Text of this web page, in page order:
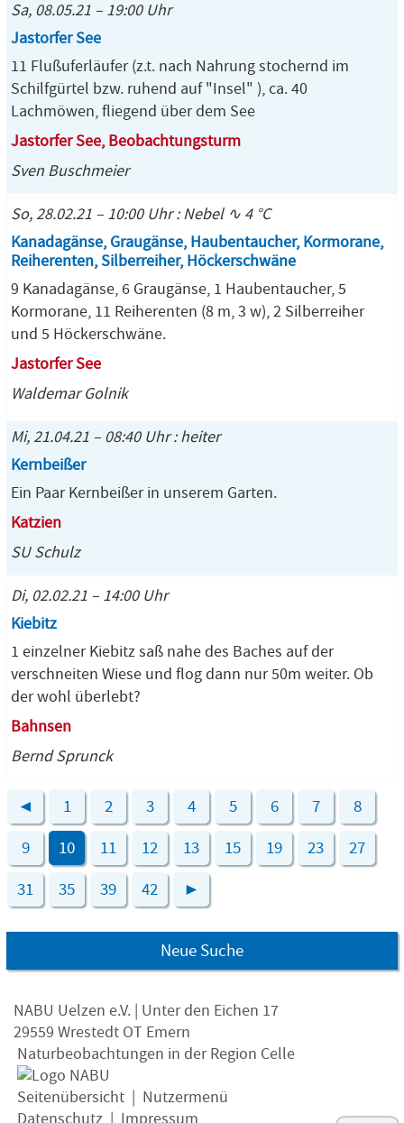
Sa, 08.05.21 – 19:00 Uhr
Jastorfer See
11 Flußuferläufer (z.t. nach Nahrung stochernd im
Schilfgürtel bzw. ruhend auf "Insel" ), ca. 40
Lachmöwen, fliegend über dem See
Jastorfer See, Beobachtungsturm
Sven Buschmeier
So, 28.02.21 – 10:00 Uhr : Nebel ∿ 4 °C
Kanadagänse, Graugänse, Haubentaucher, Kormorane,
Reiherenten, Silberreiher, Höckerschwäne
9 Kanadagänse, 6 Graugänse, 1 Haubentaucher, 5
Kormorane, 11 Reiherenten (8 m, 3 w), 2 Silberreiher
und 5 Höckerschwäne.
Jastorfer See
Waldemar Golnik
Mi, 21.04.21 – 08:40 Uhr : heiter
Kernbeißer
Ein Paar Kernbeißer in unserem Garten.
Katzien
SU Schulz
Di, 02.02.21 – 14:00 Uhr
Kiebitz
1 einzelner Kiebitz saß nahe des Baches auf der
verschneiten Wiese und flog dann nur 50m weiter. Ob
der wohl überlebt?
Bahnsen
Bernd Sprunck
◄ 1 2 3 4 5 6 7 8
9 10 11 12 13 15 19 23 27
31 35 39 42 ►
Neue Suche
NABU Uelzen e.V. | Unter den Eichen 17
29559 Wrestedt OT Emern
Naturbeobachtungen in der Region Celle
Seitenübersicht
Nutzermenü
Datenschutz
Impressum